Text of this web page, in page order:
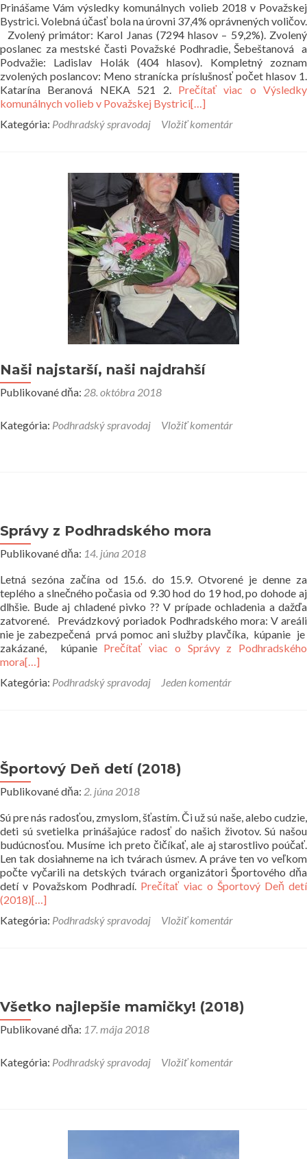
Prinášame Vám výsledky komunálnych volieb 2018 v Považskej
Bystrici. Volebná účasť bola na úrovni 37,4% oprávnených voličov.
Zvolený primátor: Karol Janas (7294 hlasov – 59,2%). Zvolený
poslanec za mestské časti Považské Podhradie, Šebeštanová a
Podvažie: Ladislav Holák (404 hlasov). Kompletný zoznam
zvolených poslancov: Meno stranícka príslušnosť počet hlasov 1.
Katarína Beranová NEKA 521 2. Prečítať viac o Výsledky
komunálnych volieb v Považskej Bystrici[…]
Kategória: Podhradský spravodaj Vložiť komentár
Naši najstarší, naši najdrahší
Publikované dňa: 28. októbra 2018
Kategória: Podhradský spravodaj Vložiť komentár
Správy z Podhradského mora
Publikované dňa: 14. júna 2018
Letná sezóna začína od 15.6. do 15.9. Otvorené je denne za
teplého a slnečného počasia od 9.30 hod do 19 hod, po dohode aj
dlhšie. Bude aj chladené pivko ?? V prípade ochladenia a dažďa
zatvorené. Prevádzkový poriadok Podhradského mora: V areáli
nie je zabezpečená prvá pomoc ani služby plavčíka, kúpanie je
zakázané, kúpanie Prečítať viac o Správy z Podhradského
mora[…]
Kategória: Podhradský spravodaj Jeden komentár
Športový Deň detí (2018)
Publikované dňa: 2. júna 2018
Sú pre nás radosťou, zmyslom, šťastím. Či už sú naše, alebo cudzie,
deti sú svetielka prinášajúce radosť do našich životov. Sú našou
budúcnosťou. Musíme ich preto čičíkať, ale aj starostlivo poúčať.
Len tak dosiahneme na ich tvárach úsmev. A práve ten vo veľkom
počte vyčarili na detských tvárach organizátori Športového dňa
detí v Považskom Podhradí. Prečítať viac o Športový Deň detí
(2018)[…]
Kategória: Podhradský spravodaj Vložiť komentár
Všetko najlepšie mamičky! (2018)
Publikované dňa: 17. mája 2018
Kategória: Podhradský spravodaj Vložiť komentár